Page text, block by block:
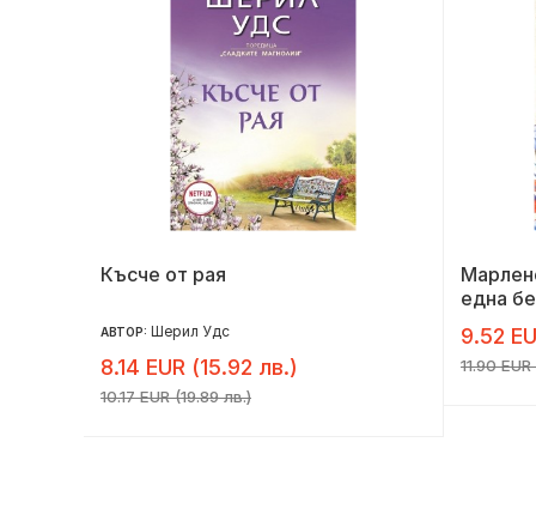
Късче от рая
АВТОР: Шерил Удс
8.14 EUR (15.92 лв.)
10.17 EUR (19.89 лв.)
една
9.52
11.90